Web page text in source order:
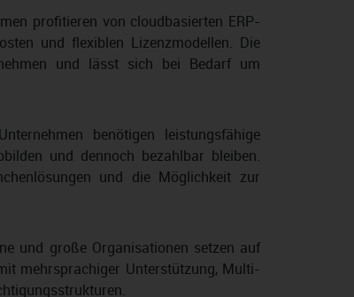
profitieren von cloudbasierten ERP-
und flexiblen Lizenzmodellen. Die
und lässt sich bei Bedarf um
benötigen leistungsfähige
und dennoch bezahlbar bleiben.
und die Möglichkeit zur
und große Organisationen setzen auf
mehrsprachiger Unterstützung, Multi-